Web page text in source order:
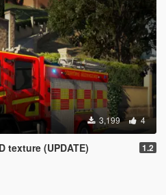
3,199 4
texture (UPDATE) 1.2